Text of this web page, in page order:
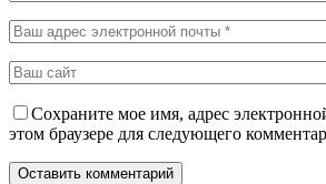
Сохраните мое имя, адрес
этом браузере для следующего